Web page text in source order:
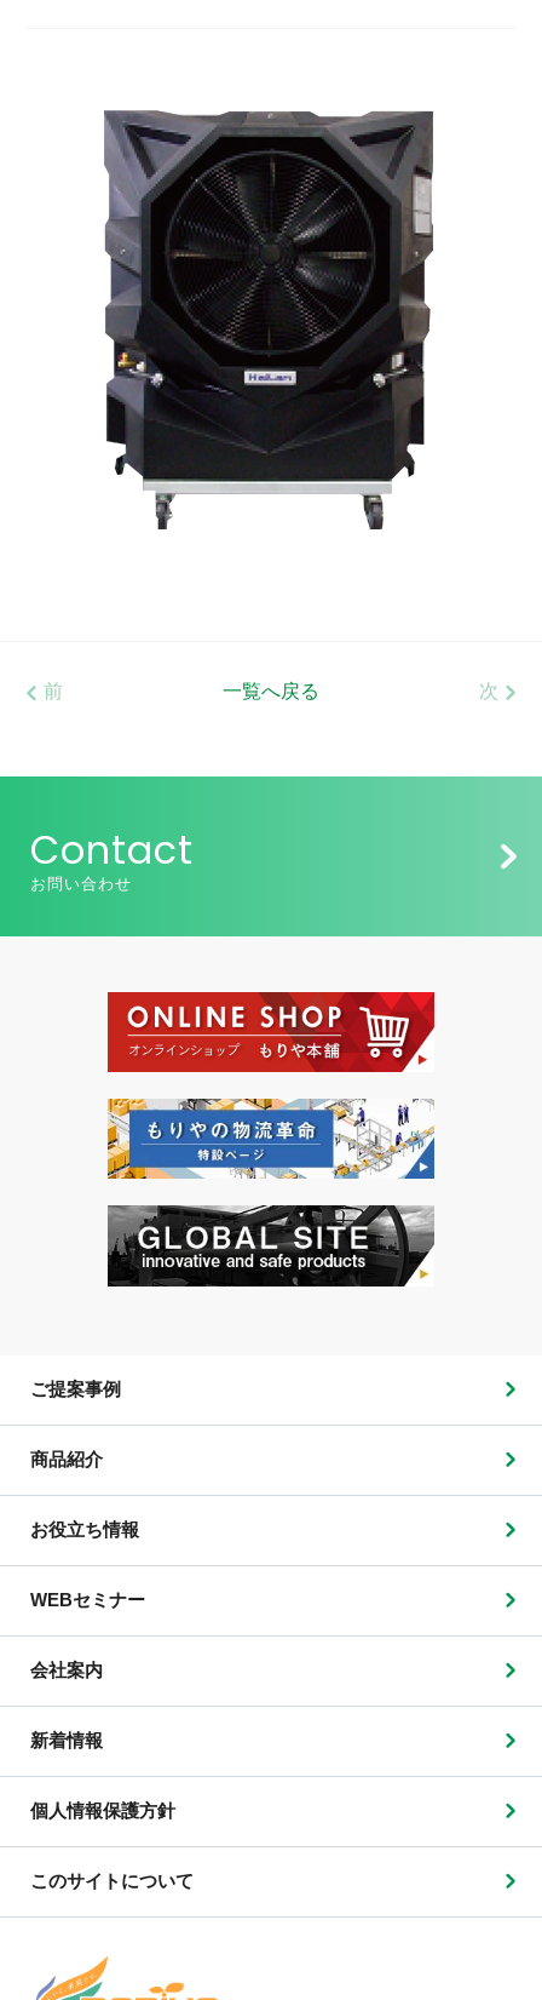
前 一覧へ戻る 次
Contact
お問い合わせ
ご提案事例
商品紹介
お役立ち情報
WEBセミナー
会社案内
新着情報
個人情報保護方針
このサイトについて